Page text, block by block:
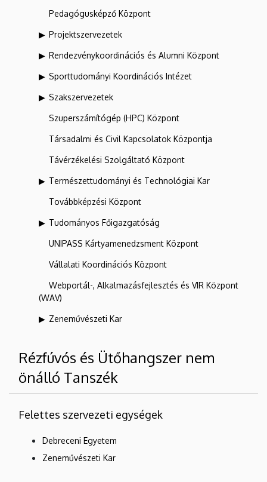
Pedagógusképző Központ
Projektszervezetek
Rendezvénykoordinációs és Alumni Központ
Sporttudományi Koordinációs Intézet
Szakszervezetek
Szuperszámítógép (HPC) Központ
Társadalmi és Civil Kapcsolatok Központja
Távérzékelési Szolgáltató Központ
Természettudományi és Technológiai Kar
Továbbképzési Központ
Tudományos Főigazgatóság
UNIPASS Kártyamenedzsment Központ
Vállalati Koordinációs Központ
Webportál-, Alkalmazásfejlesztés és VIR Központ
(WAV)
Zeneművészeti Kar
Rézfúvós és Ütőhangszer nem
önálló Tanszék
Felettes szervezeti egységek
Debreceni Egyetem
Zeneművészeti Kar